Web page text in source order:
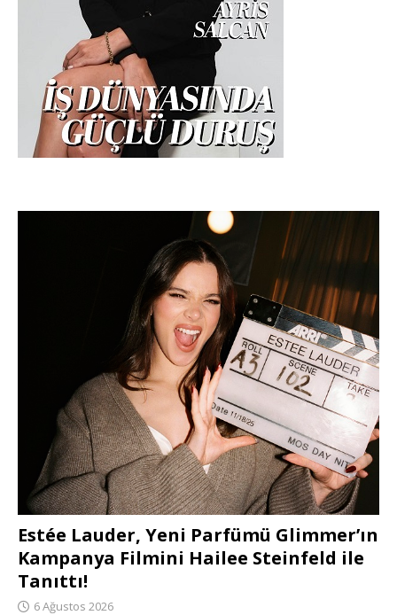
Estée Lauder, Yeni Parfümü Glimmer’ın
Kampanya Filmini Hailee Steinfeld ile
Tanıttı!
6 Ağustos 2026